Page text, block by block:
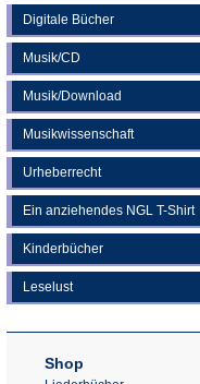
Digitale Bücher
Musik/CD
Musik/Download
Musikwissenschaft
Urheberrecht
Ein anziehendes NGL T-Shirt
Kinderbücher
Leselust
Shop